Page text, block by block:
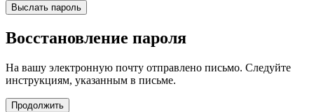
Выслать пароль
Восстановление пароля
На вашу электронную почту отправлено письмо. Следуйте
инструкциям, указанным в письме.
Продолжить